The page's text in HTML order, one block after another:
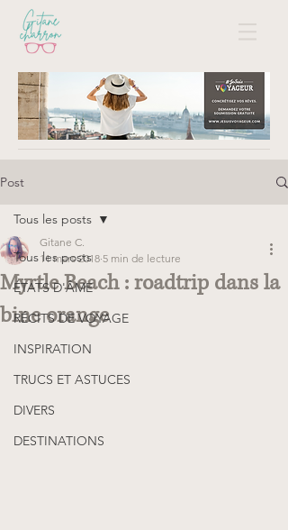
Post
Tous les posts
ÉTATS D'ÂME
RÉCITS DE VOYAGE
INSPIRATION
TRUCS ET ASTUCES
DIVERS
DESTINATIONS
Tous les posts
Myrtle Beach : roadtrip dans la
bine orange
Gitane C.
11 mars 2018 5 min de lecture